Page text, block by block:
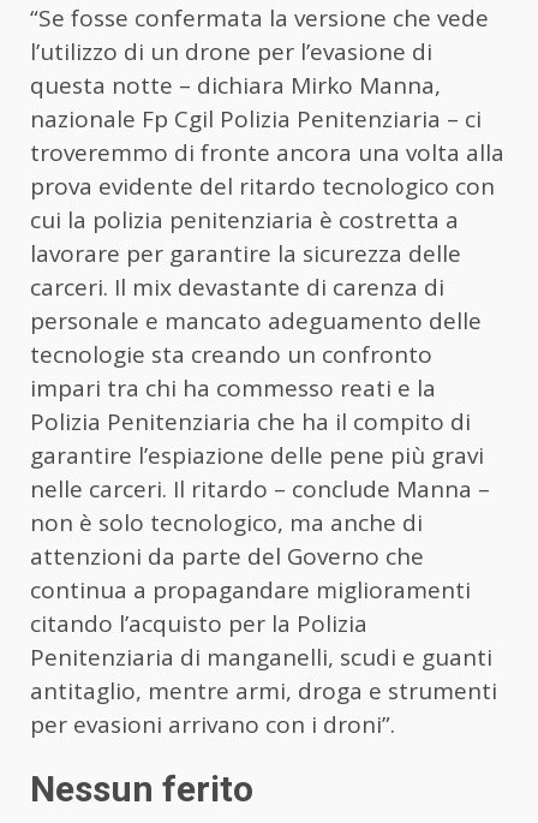
“Se fosse confermata la versione che vede
l’utilizzo di un drone per l’evasione di
questa notte – dichiara Mirko Manna,
nazionale Fp Cgil Polizia Penitenziaria – ci
troveremmo di fronte ancora una volta alla
prova evidente del ritardo tecnologico con
cui la polizia penitenziaria è costretta a
lavorare per garantire la sicurezza delle
carceri. Il mix devastante di carenza di
personale e mancato adeguamento delle
tecnologie sta creando un confronto
impari tra chi ha commesso reati e la
Polizia Penitenziaria che ha il compito di
garantire l’espiazione delle pene più gravi
nelle carceri. Il ritardo – conclude Manna –
non è solo tecnologico, ma anche di
attenzioni da parte del Governo che
continua a propagandare miglioramenti
citando l’acquisto per la Polizia
Penitenziaria di manganelli, scudi e guanti
antitaglio, mentre armi, droga e strumenti
per evasioni arrivano con i droni”.
Nessun ferito